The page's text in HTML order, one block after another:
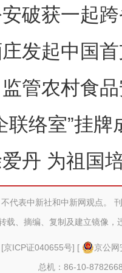
破获一起
发起中国
管农村食
联络室”挂牌
丹 为祖国
代表中新社和中新网观点。
载、摘编、复制及建立镜像，
京ICP证040655号] [
京公
总机：86-10-